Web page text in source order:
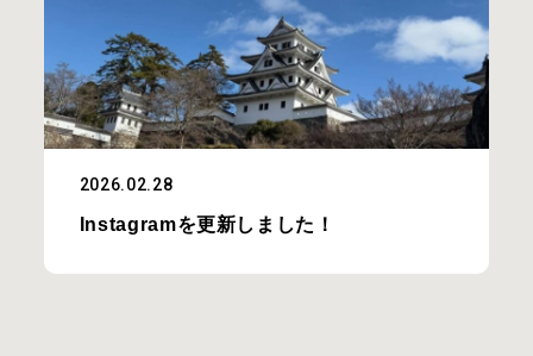
2026.02.28
Instagramを更新しました！